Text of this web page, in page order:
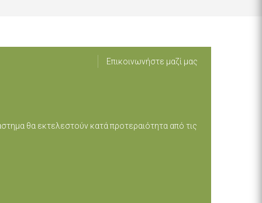
Επικοινωνήστε μαζί μας
θα εκτελεστούν κατά προτεραιότητα από τις